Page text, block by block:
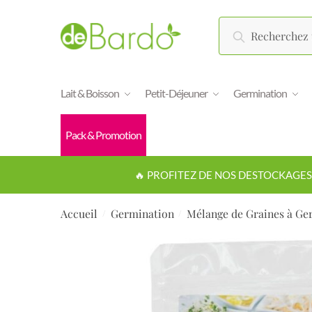
Recherche
Lait & Boisson Petit-Déjeuner Germination
Pack & Promotion
🔥 PROFITEZ DE NOS
Accueil Germination Mélange de Graines à
M
d